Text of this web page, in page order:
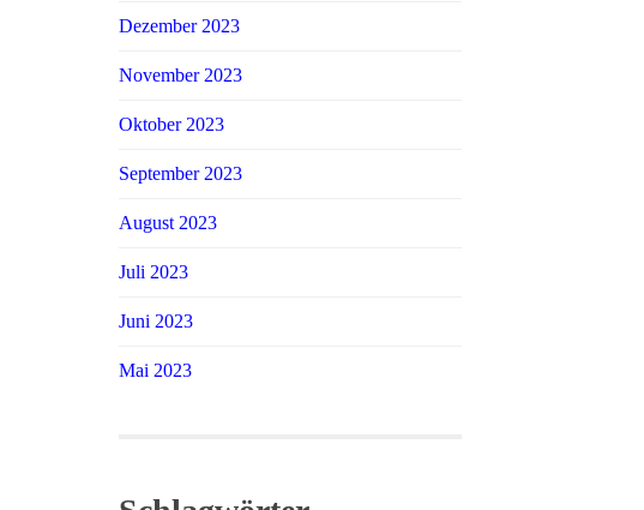
Dezember 2023
November 2023
Oktober 2023
September 2023
August 2023
Juli 2023
Juni 2023
Mai 2023